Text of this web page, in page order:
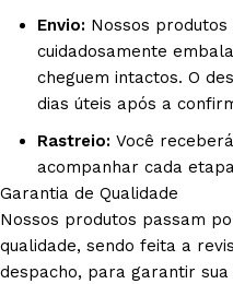
Envio: Nossos
cuidadosamente
cheguem intactos. O
dias úteis após a
Rastreio: Você
acompanhar cada
Garantia de Qualidade
Nossos produtos passam
qualidade, sendo feita a
despacho, para garantir sua